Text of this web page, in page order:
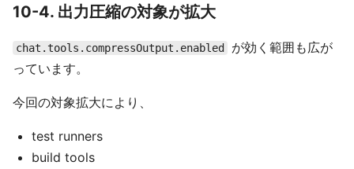
10-4. 出力圧縮の対象が拡大
chat.tools.compressOutput.enabled
が効く範囲も広が
っています。
今回の対象拡大により、
test runners
build tools